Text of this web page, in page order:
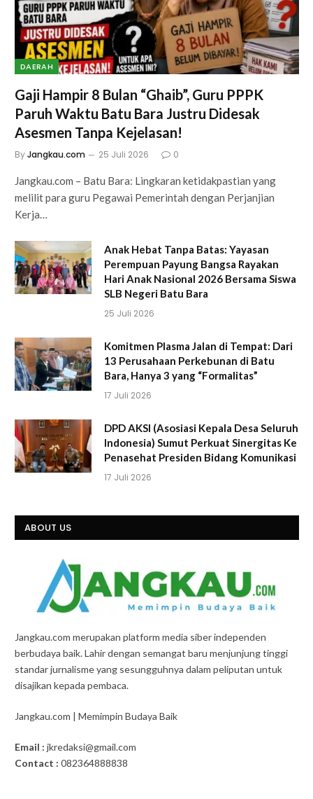
DAERAH
Gaji Hampir 8 Bulan “Ghaib”, Guru PPPK
Paruh Waktu Batu Bara Justru Didesak
Asesmen Tanpa Kejelasan!
ByJangkau.com 25 Juli 2026 0
Jangkau.com – Batu Bara: Lingkaran ketidakpastian yang
melilit para guru Pegawai Pemerintah dengan Perjanjian
Kerja…
Anak Hebat Tanpa Batas: Yayasan
Perempuan Payung Bangsa Rayakan
Hari Anak Nasional 2026 Bersama Siswa
SLB Negeri Batu Bara
25 Juli 2026
Komitmen Plasma Jalan di Tempat: Dari
13 Perusahaan Perkebunan di Batu
Bara, Hanya 3 yang “Formalitas”
17 Juli 2026
DPD AKSI (Asosiasi Kepala Desa Seluruh
Indonesia) Sumut Perkuat Sinergitas Ke
Penasehat Presiden Bidang Komunikasi
17 Juli 2026
ABOUT US
Jangkau.com merupakan platform media siber independen
berbudaya baik. Lahir dengan semangat baru menjunjung tinggi
standar jurnalisme yang sesungguhnya dalam peliputan untuk
disajikan kepada pembaca.
Jangkau.com | Memimpin Budaya Baik
Email : jkredaksi@gmail.com
Contact : 082364888838